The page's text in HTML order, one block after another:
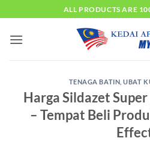
to
content
ALL PRODUCTS ARE
TENAGA BATIN ,UBAT
Harga Sildazet
– Tempat Beli